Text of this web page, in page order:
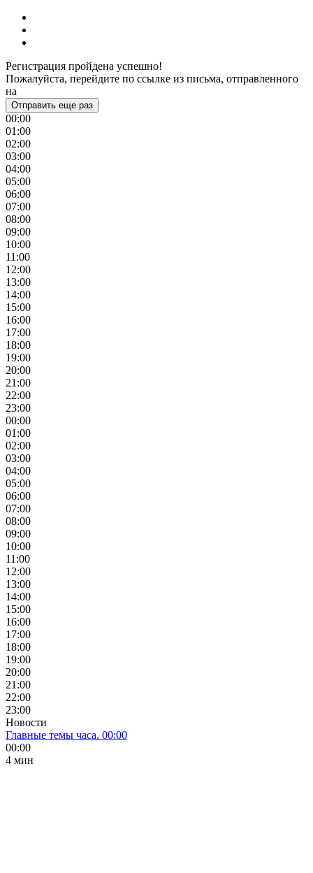
Регистрация пройдена успешно!
Пожалуйста, перейдите по ссылке из письма, отправленного
на
Отправить еще раз
00:00
01:00
02:00
03:00
04:00
05:00
06:00
07:00
08:00
09:00
10:00
11:00
12:00
13:00
14:00
15:00
16:00
17:00
18:00
19:00
20:00
21:00
22:00
23:00
00:00
01:00
02:00
03:00
04:00
05:00
06:00
07:00
08:00
09:00
10:00
11:00
12:00
13:00
14:00
15:00
16:00
17:00
18:00
19:00
20:00
21:00
22:00
23:00
Новости
Главные темы часа. 00:00
00:00
4 мин